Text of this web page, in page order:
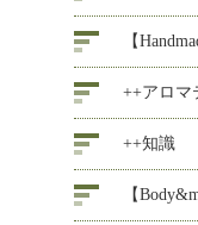
【
++アロマ
++知識
【